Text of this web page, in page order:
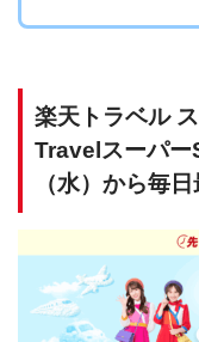
楽天トラベル
Travelスーパー
（水）から毎